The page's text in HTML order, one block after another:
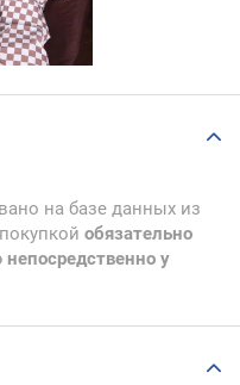
на базе данных из
обязательно
у